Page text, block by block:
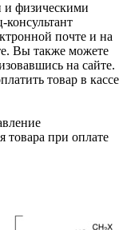
и физическими
почте и на
Вы также можете
на сайте.
товар в кассе
товара при оплате